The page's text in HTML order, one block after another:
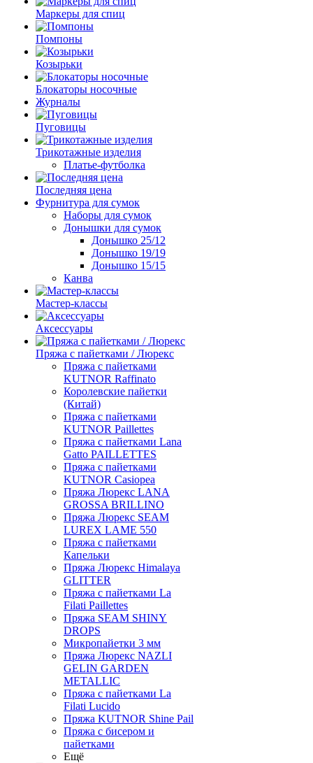
Маркеры для спиц
Помпоны
Козырьки
Блокаторы носочные
Журналы
Пуговицы
Трикотажные изделия
Платье-футболка
Последняя цена
Фурнитура для сумок
Наборы для сумок
Донышки для сумок
Донышко 25/12
Донышко 19/19
Донышко 15/15
Канва
Мастер-классы
Аксессуары
Пряжа с пайетками / Люрекс
Пряжа с пайетками
KUTNOR Raffinato
Королевские пайетки
(Китай)
Пряжа с пайетками
KUTNOR Paillettes
Пряжа с пайетками Lana
Gatto PAILLETTES
Пряжа с пайетками
KUTNOR Casiopea
Пряжа Люрекс LANA
GROSSA BRILLINO
Пряжа Люрекс SEAM
LUREX LAME 550
Пряжа с пайетками
Капельки
Пряжа Люрекс Himalaya
GLITTER
Пряжа с пайетками La
Filati Paillettes
Пряжа SEAM SHINY
DROPS
Микропайетки 3 мм
Пряжа Люрекс NAZLI
GELIN GARDEN
METALLIC
Пряжа с пайетками La
Filati Lucido
Пряжа KUTNOR Shine Pail
Пряжа с бисером и
пайетками
Ещё